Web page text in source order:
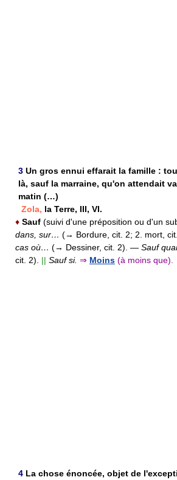
3 Un gros ennui effarait la famille :
là, sauf la marraine, qu'on attendait
matin (…)
Zola, la Terre, III, VI.
♦ Sauf (suivi d'une préposition ou d'un
dans, sur… (→ Bordure, cit. 2; 2. mort,
cas où… (→ Dessiner, cit. 2). — Sauf
cit. 2).
|| Sauf si. ⇒ Moins (à moins que).
4 La chose énoncée, objet de